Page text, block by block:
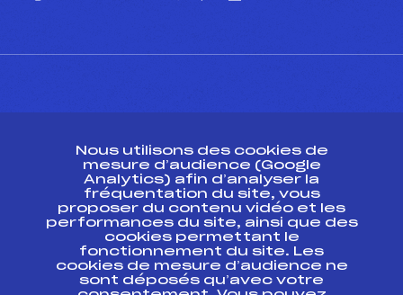
Ressources
Pass’Neige
Projet sportif fédéral
Projet de performance fédéral
Antidopage
Nous utilisons des cookies de
mesure d’audience (Google
Analytics) afin d’analyser la
fréquentation du site, vous
proposer du contenu vidéo et les
performances du site, ainsi que des
cookies permettant le
fonctionnement du site. Les
cookies de mesure d’audience ne
sont déposés qu’avec votre